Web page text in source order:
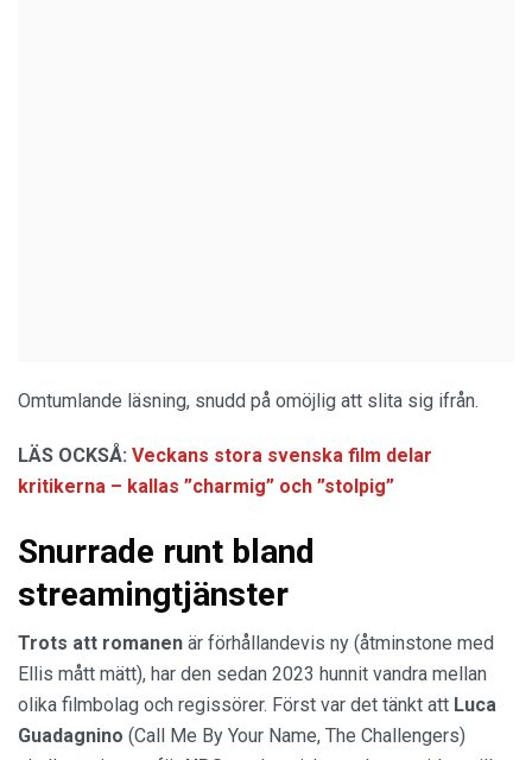
Omtumlande läsning, snudd på omöjlig att slita sig ifrån.
LÄS OCKSÅ: Veckans stora svenska film delar
kritikerna – kallas ”charmig” och ”stolpig”
Snurrade runt bland
streamingtjänster
Trots att romanen är förhållandevis ny (åtminstone med
Ellis mått mätt), har den sedan 2023 hunnit vandra mellan
olika filmbolag och regissörer. Först var det tänkt att Luca
Guadagnino (Call Me By Your Name, The Challengers)